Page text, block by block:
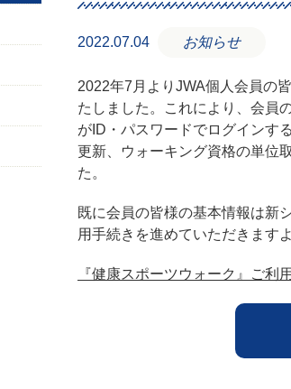
2022.07.04 お知らせ
2022年7月よりJWA個人会員の
たしました。これにより、会員
がID・パスワードでログインす
更新、ウォーキング資格の単位
た。
既に会員の皆様の基本情報は新
用手続きを進めていただきます
『健康スポーツウォーク』ご利